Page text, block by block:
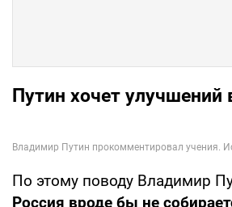
Путин хочет улучшений
По этому поводу Владимир
Россия вроде бы не